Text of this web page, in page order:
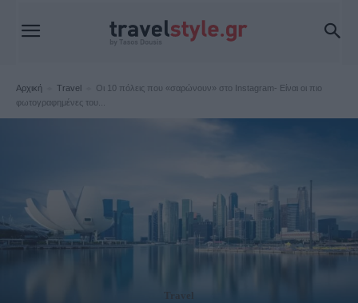
Αρχική Travel
Οι 10 πόλεις που «σαρώνουν» στο Instagram- Είναι οι πιο
φωτογραφημένες του...
Travel